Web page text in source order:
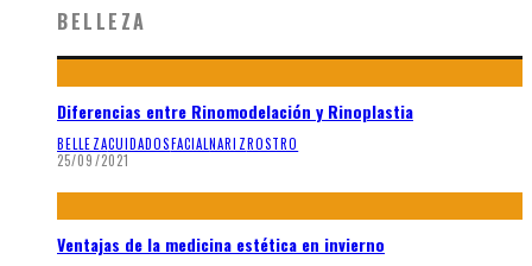
BELLEZA
Diferencias entre Rinomodelación y Rinoplastia
BELLEZACUIDADOSFACIALNARIZROSTRO
25/09/2021
Ventajas de la medicina estética en invierno